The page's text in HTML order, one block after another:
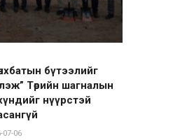
бүтээлийг
Төрийн шагналын
нүүрстэй
07-06